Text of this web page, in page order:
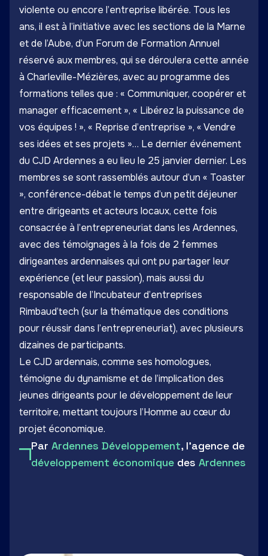
violente ou encore l’entreprise libérée. Tous les
ans, il est à l’initiative avec les sections de la Marne
et de l’Aube, d’un Forum de Formation Annuel
réservé aux membres, qui se déroulera cette année
à Charleville-Mézières, avec au programme des
formations telles que : « Communiquer, coopérer et
manager efficacement », « Libérez la puissance de
vos équipes ! », « Reprise d’entreprise », « Vendre
ses idées et ses projets »… Le dernier événement
du CJD Ardennes a eu lieu le 25 janvier dernier. Les
membres se sont rassemblés autour d’un « Toaster
», conférence-débat le temps d’un petit déjeuner
entre dirigeants et acteurs locaux, cette fois
consacrée à l’entrepreneuriat dans les Ardennes,
avec des témoignages à la fois de 2 femmes
dirigeantes ardennaises qui ont pu partager leur
expérience (et leur passion), mais aussi du
responsable de l’Incubateur d’entreprises
Rimbaud’tech (sur la thématique des conditions
pour réussir dans l’entrepreneuriat), avec plusieurs
dizaines de participants.
Le CJD ardennais, comme ses homologues,
témoigne du dynamisme et de l’implication des
jeunes dirigeants pour le développement de leur
territoire, mettant toujours l’Homme au cœur du
projet économique.
Par Ardennes Développement, l'agence de
développement économique des Ardennes